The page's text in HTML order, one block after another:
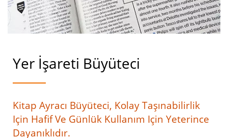
Yer İşareti Büyüteci
Kitap Ayracı Büyüteci, Kolay Taşınabilirlik
Için Hafif Ve Günlük Kullanım Için Yeterince
Dayanıklıdır.